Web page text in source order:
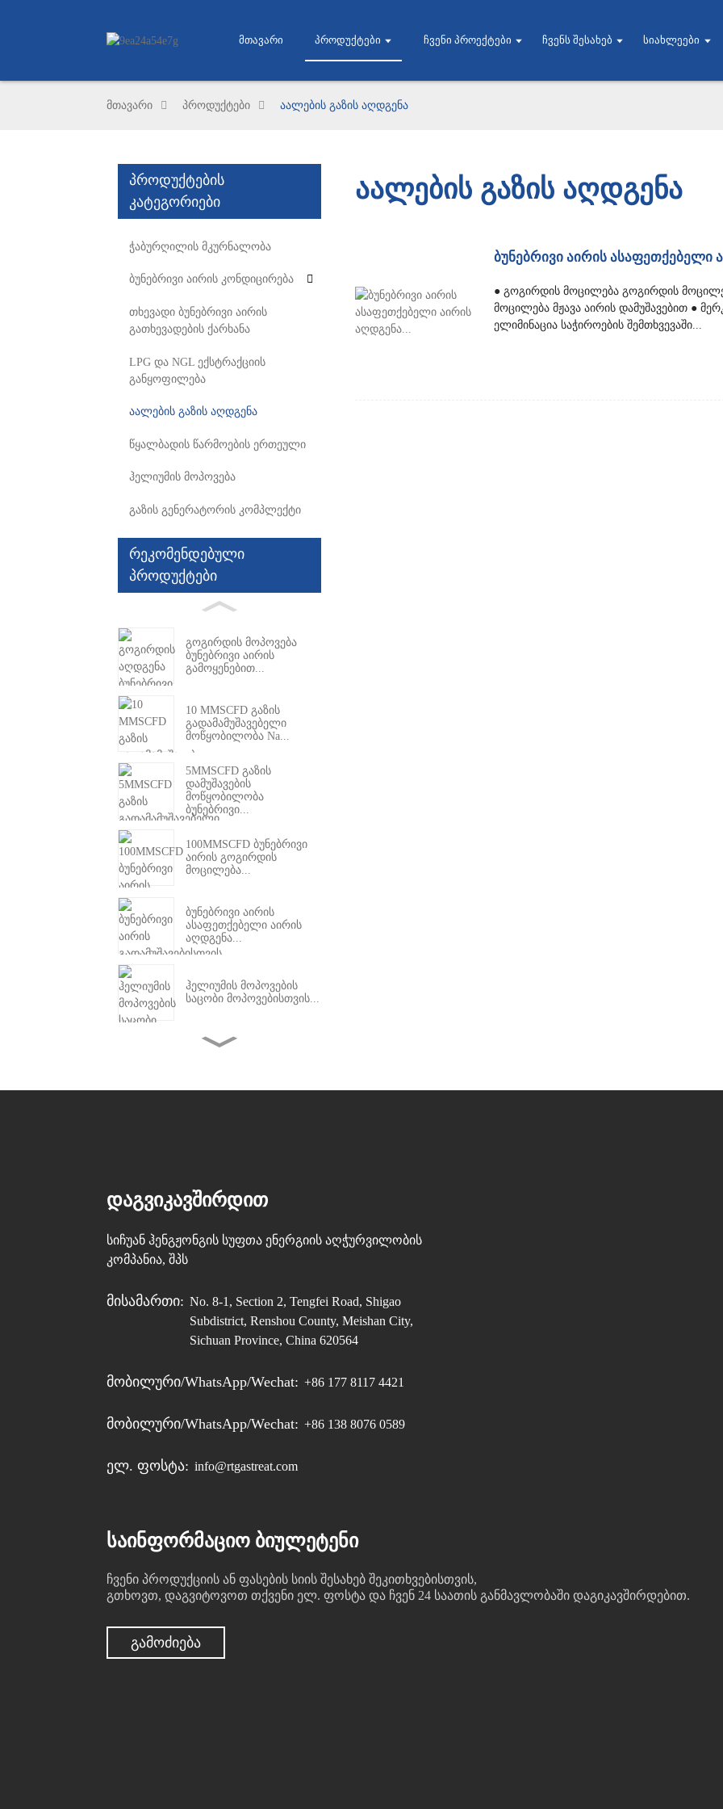
Მთავარი Პროდუქტები Ჩვენი Პროექტები Ჩვენს Შესახებ Სიახლეები
მთავარი პროდუქტები აალების გაზის აღდგენა
პროდუქტების
კატეგორიები
ჭაბურღილის მკურნალობა
ბუნებრივი აირის კონდიცირება
თხევადი ბუნებრივი აირის
გათხევადების ქარხანა
LPG და NGL ექსტრაქციის
განყოფილება
აალების გაზის აღდგენა
წყალბადის წარმოების ერთეული
ჰელიუმის მოპოვება
გაზის გენერატორის კომპლექტი
რეკომენდებული
პროდუქტები
გოგირდის მოპოვება
ბუნებრივი აირის
გამოყენებით...
10 MMSCFD გაზის
გადამამუშავებელი
მოწყობილობა Na...
5MMSCFD გაზის
დამუშავების
მოწყობილობა
ბუნებრივი...
100MMSCFD ბუნებრივი
აირის გოგირდის
მოცილება...
ბუნებრივი აირის
ასაფეთქებელი აირის
აღდგენა...
ჰელიუმის მოპოვების
საცობი მოპოვებისთვის...
1~2 MMSCFD მიკრო
სრიალზე
დამონტაჟებული LNG
თხევადი...
1MMSCFD მიკრო-
მოცურების სისტემაზე
დამონტაჟებული
აალების გაზის აღდგენა
ბუნებრივი აირის ასაფეთქებელი
● გოგირდის მოცილება გოგირდის
მოცილება მჟავა აირის დამუშავებით ●
ელიმინაცია საჭიროების შემთხვევაში...
ᲓᲐᲒᲕᲘᲙᲐᲕᲨᲘᲠᲓᲘᲗ
სიჩუან ჰენგჟონგის სუფთა ენერგიის აღჭურვილობის
კომპანია, შპს
Მისამართი: No. 8-1, Section 2, Tengfei Road, Shigao
Subdistrict, Renshou County, Meishan City,
Sichuan Province, China 620564
Მობილური/WhatsApp/Wechat: +86 177 8117 4421
Მობილური/WhatsApp/Wechat: +86 138 8076 0589
Ელ. Ფოსტა: info@rtgastreat.com
ᲡᲐᲘᲜᲤᲝᲠᲛᲐᲪᲘᲝ ᲑᲘᲣᲚᲔᲢᲔᲜᲘ
ჩვენი პროდუქციის ან ფასების სიის შესახებ შეკითხვებისთვის,
გთხოვთ, დაგვიტოვოთ თქვენი ელ. ფოსტა და ჩვენ 24 საათის განმავლობაში დაგიკავშირდებით.
ᲒᲐᲛᲝᲫᲘᲔᲑᲐ